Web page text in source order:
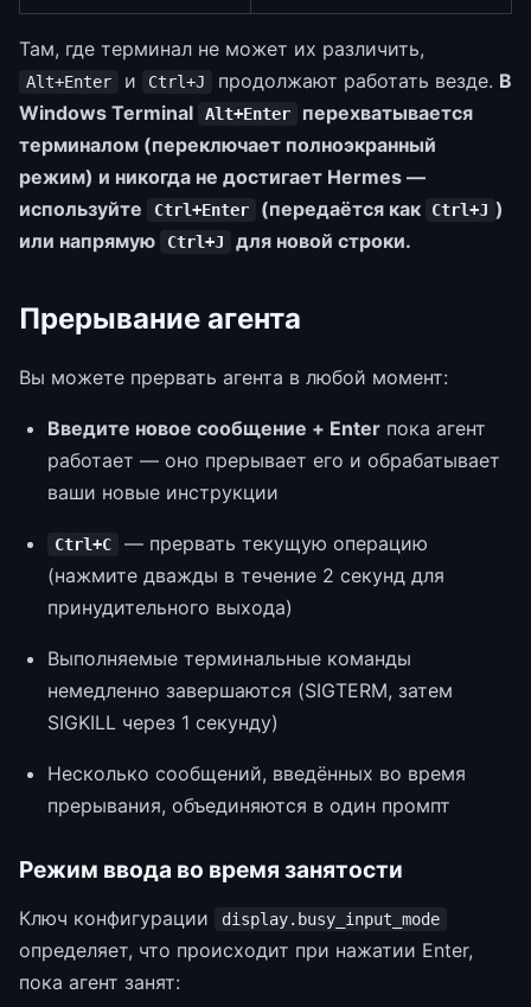
Там, где терминал не может их различить,
Alt+Enter и Ctrl+J продолжают работать везде. В
Windows Terminal
Alt+Enter
перехватывается
терминалом (переключает полноэкранный
режим) и никогда не достигает Hermes —
используйте
Ctrl+Enter (передаётся как Ctrl+J )
или напрямую
Ctrl+J для новой строки.
Прерывание агента
Вы можете прервать агента в любой момент:
Введите новое сообщение + Enter пока агент
работает — оно прерывает его и обрабатывает
ваши новые инструкции
Ctrl+C
— прервать текущую операцию
(нажмите дважды в течение 2 секунд для
принудительного выхода)
Выполняемые терминальные команды
немедленно завершаются (SIGTERM, затем
SIGKILL через 1 секунду)
Несколько сообщений, введённых во время
прерывания, объединяются в один промпт
Режим ввода во время занятости
Ключ конфигурации display.busy_input_mode
определяет, что происходит при нажатии Enter,
пока агент занят: